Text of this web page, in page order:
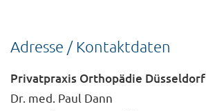
Adresse / Kontaktdaten
Privatpraxis Orthopädie Düsseldorf
Dr. med. Paul Dann